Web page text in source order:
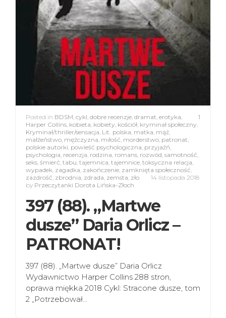
1
Posted in BDSM, cykl, dobre recenzje, dramat, erotyka,
Harper Collins, kobieta, kobiety, kościół, kryminał społeczny,
Kryminał/thriller/sensacja, Lit. polska, matka, mąż,
małżeństwo, mężczyzna, miłość, morderstwo, patronat,
polskie autorki, powieść psychologiczna, przyjaźń,
psychologia, recenzja, rodzina, romans, rozwód, samotność,
seks, śmierć, tabu, tajemnica, tajemnice, toksyczna relacja,
wypadek, zagadka, zakończenie, zamknięta społeczność,
zazdrość, zbrodnia, zdrada, zemsta, zło
14 listopada 2018
by Przeczytanki Dorota Lińska-Złoch
397 (88). „Martwe
dusze” Daria Orlicz –
PATRONAT!
397 (88). „Martwe dusze” Daria Orlicz
Wydawnictwo Harper Collins 288 stron,
oprawa miękka 2018 Cykl: Stracone dusze, tom
2 „Potrzebował…